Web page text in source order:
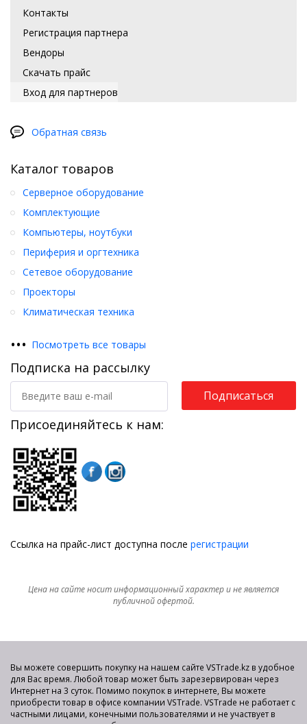
Контакты
Регистрация партнера
Вендоры
Скачать прайс
Вход для партнеров
Обратная связь
Каталог товаров
Серверное оборудование
Комплектующие
Компьютеры, ноутбуки
Периферия и оргтехника
Сетевое оборудование
Проекторы
Климатическая техника
••• Посмотреть все товары
Подписка на рассылку
Подписаться
Присоединяйтесь к нам:
Ссылка на прайс-лист доступна после регистрации
Цена на сайте носит информационный характер и не является
публичной офертой.
Вы можете совершить покупку на нашем сайте VSTrade.kz в удобное
для Вас время. Любой товар может быть зарезервирован через
Интернет на 3 суток. Помимо покупок в интернете, Вы можете
приобрести товар в офисе компании VSTrade. VSTrade не работает с
частными лицами, конечными пользователями и не участвует в